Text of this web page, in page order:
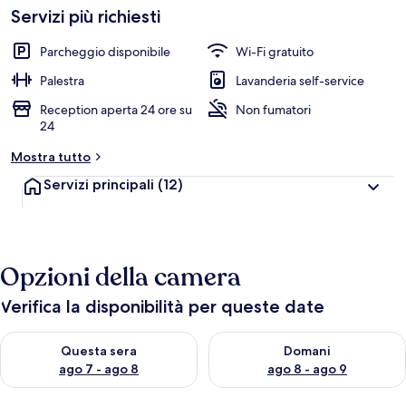
Servizi più richiesti
Parcheggio disponibile
Wi-Fi gratuito
Palestra
Lavanderia self-service
Reception aperta 24 ore su
24
Non fumatori
Mostra tutto
Servizi principali (12)
Opzioni della camera
Verifica la disponibilità per queste date
Questa sera
ago 7 - ago 8
Verifica la disponibilità per questa sera, ago 7 - ago 8
Domani
ago 8 - ago 9
Verifica la disponibilità per